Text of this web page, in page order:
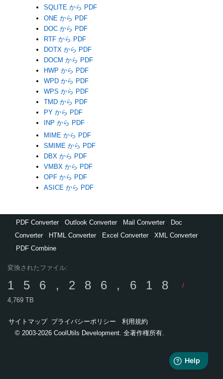
SQLITE から PDF
ONE から PDF
DOC から PDF
RTF から PDF
DOTX から PDF
DOCM から PDF
HWP から PDF
WPD から PDF
WPS から PDF
TMD から PDF
PY から PDF
INP から PDF
MIME から PDF
SMIME から PDF
DBX から PDF
VMBX から PDF
OPF から PDF
ASICE から PDF
PDF Converter , Outlook Converter , Mail Converter ,
Doc
Converter , HTML Converter , Excel Converter , XML Converter ,
PDF Combine
変換されたファイル:
156,286,618
/
4,769 TB
サイトマップ プライバシーポリシー
利用規約
© 2003-2026 CoolUtils Development. 全著作権所有.